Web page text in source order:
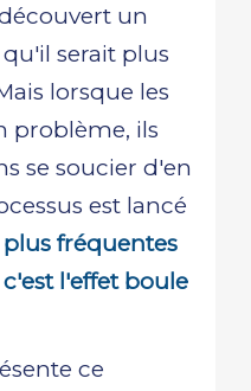
un
serait plus
lorsque les
problème, ils
se soucier d'en
est lancé
fréquentes
l'effet boule
ce